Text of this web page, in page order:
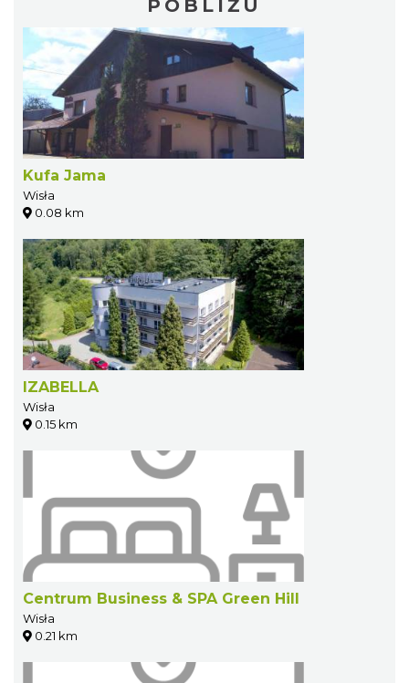
POBLIŻU
Kufa Jama
Wisła
0.08 km
IZABELLA
Wisła
0.15 km
Centrum Business & SPA Green Hill
Wisła
0.21 km